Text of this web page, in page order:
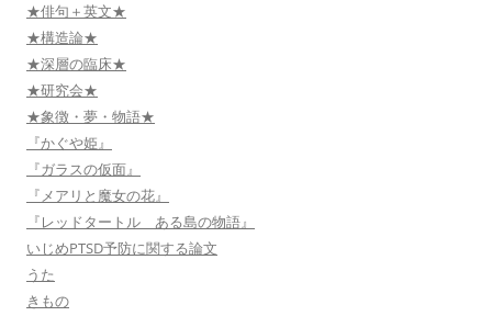
★俳句＋英文★
★構造論★
★深層の臨床★
★研究会★
★象徴・夢・物語★
『かぐや姫』
『ガラスの仮面』
『メアリと魔女の花』
『レッドタートル ある島の物語』
いじめPTSD予防に関する論文
うた
きもの